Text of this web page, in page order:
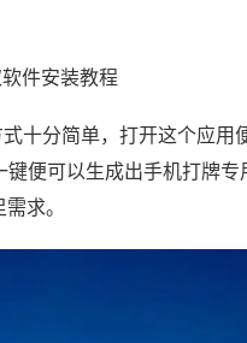
件安装教程
十分简单，打开这个应用
便可以生成出手机打牌
求。